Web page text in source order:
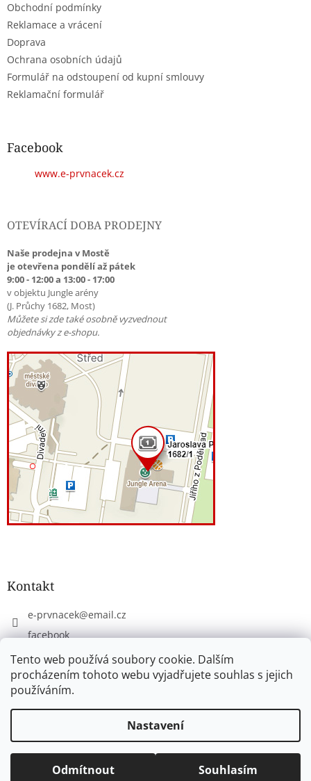
Tento web používá soubory cookie. Dalším
procházením tohoto webu vyjadřujete souhlas s jejich
používáním.
Nastavení
Odmítnout Souhlasím
Obchodní podmínky
Reklamace a vrácení
Doprava
Ochrana osobních údajů
Formulář na odstoupení od kupní smlouvy
Reklamační formulář
Facebook
www.e-prvnacek.cz
OTEVÍRACÍ DOBA PRODEJNY
Naše prodejna v Mostě
je otevřena pondělí až pátek
9:00 - 12:00 a 13:00 - 17:00
v objektu Jungle arény
(J. Průchy 1682, Most)
Můžete si zde také osobně vyzvednout
objednávky z e-shopu.
Kontakt
e-prvnacek@email.cz
facebook
eprvnacek
Copyright 2026www.e-prvnacek.cz. Všechna práva